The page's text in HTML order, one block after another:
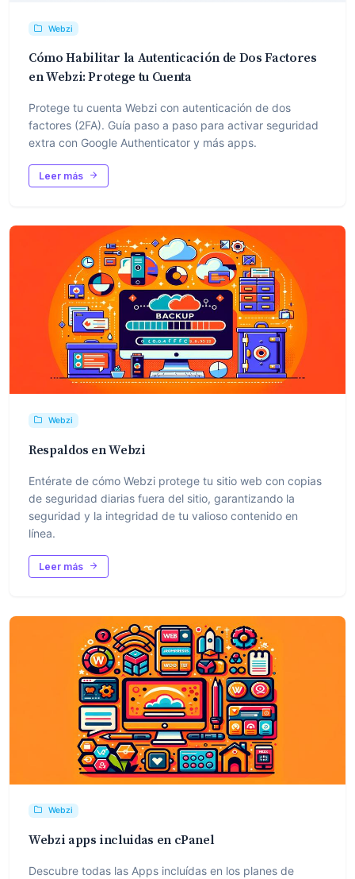
Webzi
Cómo Habilitar la Autenticación de Dos Factores
en Webzi: Protege tu Cuenta
Protege tu cuenta Webzi con autenticación de dos
factores (2FA). Guía paso a paso para activar seguridad
extra con Google Authenticator y más apps.
Leer más
Webzi
Respaldos en Webzi
Entérate de cómo Webzi protege tu sitio web con copias
de seguridad diarias fuera del sitio, garantizando la
seguridad y la integridad de tu valioso contenido en
línea.
Leer más
Webzi
Webzi apps incluidas en cPanel
Descubre todas las Apps incluídas en los planes de